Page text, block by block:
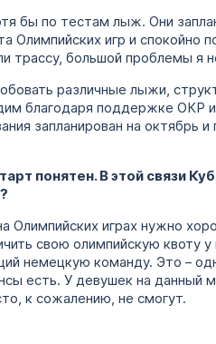
бы по тестам лыж. Они
Олимпийских игр и спокойно
трассу, большой проблемы я
различные лыжи,
благодаря поддержке ОКР и
запланирован на
понятен. В этой связи
Олимпийских играх нужно
свою олимпийскую квоту
немецкую команду. Это –
есть. У девушек на данный
к сожалению, не смогут.